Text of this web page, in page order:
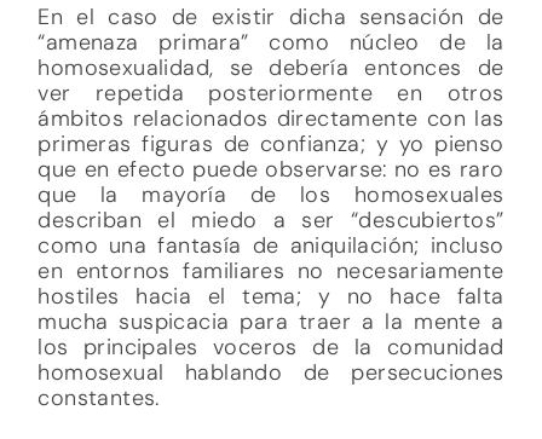
En el caso de existir dicha sensación de
“amenaza primara” como núcleo de la
homosexualidad, se debería entonces de
ver repetida posteriormente en otros
ámbitos relacionados directamente con las
primeras figuras de confianza; y yo pienso
que en efecto puede observarse: no es raro
que la mayoría de los homosexuales
describan el miedo a ser “descubiertos”
como una fantasía de aniquilación; incluso
en entornos familiares no necesariamente
hostiles hacia el tema; y no hace falta
mucha suspicacia para traer a la mente a
los principales voceros de la comunidad
homosexual hablando de persecuciones
constantes.